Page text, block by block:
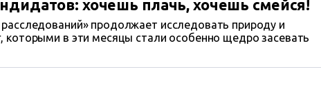
хочешь плачь, хочешь смейся!
продолжает исследовать природу и
которыми в эти месяцы стали особенно щедро засевать